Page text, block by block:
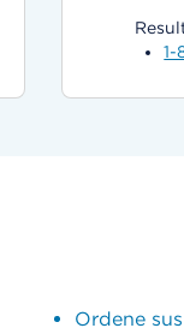
1-
Ordene